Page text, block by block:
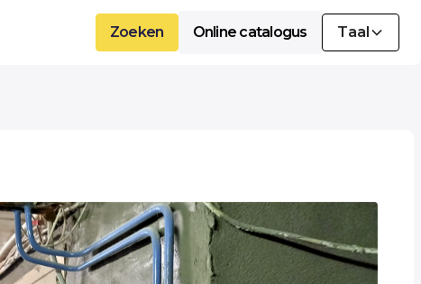
Zoeken Online catalogus Taal